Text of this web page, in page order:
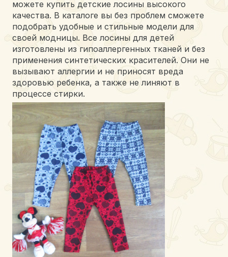
можете купить детские лосины высокого
качества. В каталоге вы без проблем сможете
подобрать удобные и стильные модели для
своей модницы. Все лосины для детей
изготовлены из гипоаллергенных тканей и без
применения синтетических красителей. Они не
вызывают аллергии и не приносят вреда
здоровью ребенка, а также не линяют в
процессе стирки.